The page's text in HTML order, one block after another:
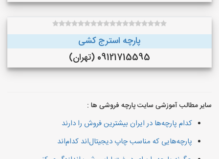
پارچه استرج کشی
09121715595 (تهران)
سایر مطالب آموزشی سایت پارچه فروشی ها :
کدام پارچه‌ها در ایران بیشترین فروش را دارند
پارچه‌هایی که مناسب چاپ دیجیتال‌اند کدام‌اند